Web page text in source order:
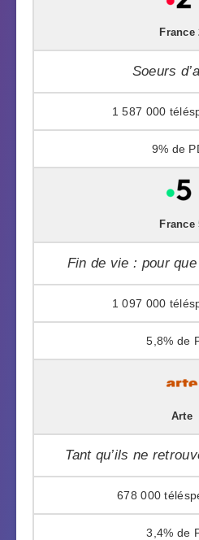
France
Soeurs
1 587 000
9%
France
Fin de vie : pour
1 097 000
5,8%
Arte
Tant qu’ils ne
678 000
3,4%